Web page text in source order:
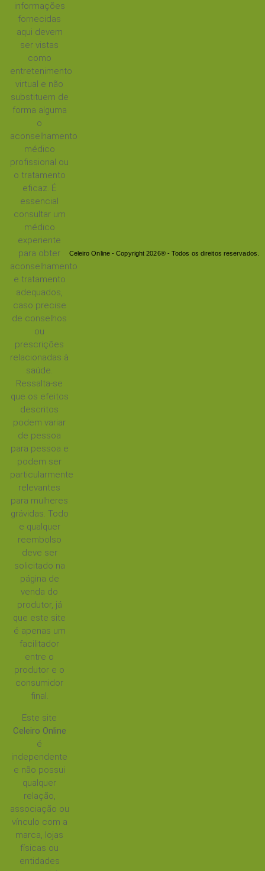
informações
fornecidas
aqui devem
ser vistas
como
entretenimento
virtual e não
substituem de
forma alguma
o
aconselhamento
médico
profissional ou
o tratamento
eficaz. É
essencial
consultar um
médico
experiente
para obter
aconselhamento
e tratamento
adequados,
caso precise
de conselhos
ou
prescrições
relacionadas à
saúde.
Ressalta-se
que os efeitos
descritos
podem variar
de pessoa
para pessoa e
podem ser
particularmente
relevantes
para mulheres
grávidas. Todo
e qualquer
reembolso
deve ser
solicitado na
página de
venda do
produtor, já
que este site
é apenas um
facilitador
entre o
produtor e o
consumidor
final.
Este site
Celeiro Online
é
independente
e não possui
qualquer
relação,
associação ou
vínculo com a
marca, lojas
físicas ou
entidades
Celeiro Online - Copyright 2026® - Todos os direitos reservados.